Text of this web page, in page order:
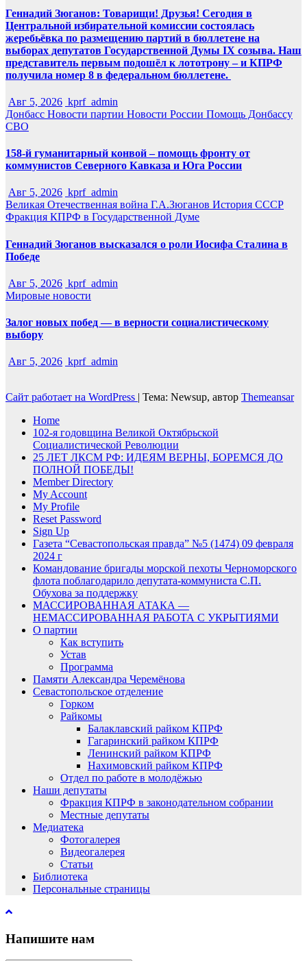
Геннадий Зюганов: Товарищи! Друзья! Сегодня в
Центральной избирательной комиссии состоялась
жеребьёвка по размещению партий в бюллетене на
выборах депутатов Государственной Думы IX созыва. Наш
представитель первым подошёл к лототрону – и КПРФ
получила номер 8 в федеральном бюллетене.
Авг 5, 2026 kprf_admin
Донбасс Новости партии Новости России Помощь Донбассу
СВО
158-й гуманитарный конвой – помощь фронту от
коммунистов Северного Кавказа и Юга России
Авг 5, 2026 kprf_admin
Великая Отечественная война Г.А.Зюганов История СССР
Фракция КПРФ в Государственной Думе
Геннадий Зюганов высказался о роли Иосифа Сталина в
Победе
Авг 5, 2026 kprf_admin
Мировые новости
Залог новых побед — в верности социалистическому
выбору
Авг 5, 2026 kprf_admin
Сайт работает на WordPress | Тема: Newsup, автор Themeansar
Home
102-я годовщина Великой Октябрьской
Социалистической Революции
25 ЛЕТ ЛКСМ РФ: ИДЕЯМ ВЕРНЫ, БОРЕМСЯ ДО
ПОЛНОЙ ПОБЕДЫ!
Member Directory
My Account
My Profile
Reset Password
Sign Up
Газета “Севастопольская правда” №5 (1474) 09 февраля
2024 г
Командование бригады морской пехоты Черноморского
флота поблагодарило депутата-коммуниста С.П.
Обухова за поддержку
МАССИРОВАННАЯ АТАКА —
НЕМАССИРОВАННАЯ РАБОТА С УКРЫТИЯМИ
О партии
Как вступить
Устав
Программа
Памяти Александра Черемёнова
Севастопольское отделение
Горком
Райкомы
Балаклавский райком КПРФ
Гагаринский райком КПРФ
Ленинский райком КПРФ
Нахимовский райком КПРФ
Отдел по работе в молодёжью
Наши депутаты
Фракция КПРФ в законодательном собрании
Местные депутаты
Медиатека
Фотогалерея
Видеогалерея
Статьи
Библиотека
Персональные страницы
Напишите нам